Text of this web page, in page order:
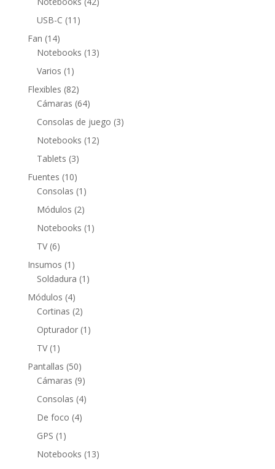
USB-C 11 11
Fan 1414
productos
Notebooks 1313
Varios 1 1
producto
Flexibles 8282
productos
Cámaras 6464
productos
Consolas de juego 33
Notebooks 1212
Tablets 33
productos
Fuentes 1010
productos
Consolas 1 1
producto
Módulos 22
productos
Notebooks 1 1
TV 66
productos
Insumos 1 1
producto
Soldadura 1 1
Módulos 44
productos
Cortinas 22
productos
Opturador 1 1
TV 1 1
producto
Pantallas 5050
productos
Cámaras 99
productos
Consolas 44
De foco 44
GPS 1 1
producto
Notebooks 1313